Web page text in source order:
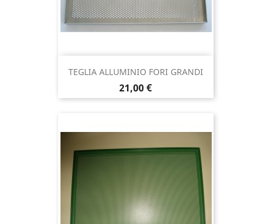
TEGLIA ALLUMINIO FORI GRANDI
Prezzo
21,00 €